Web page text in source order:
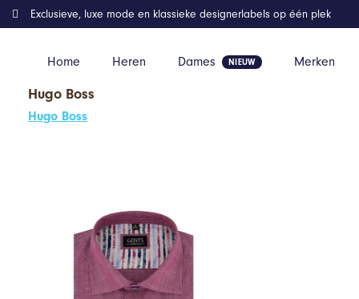
Home Heren Dames Merken
Exclusieve, luxe mode en klassieke designerlabels op één plek
Hugo Boss
Hugo Boss
Home Kleding